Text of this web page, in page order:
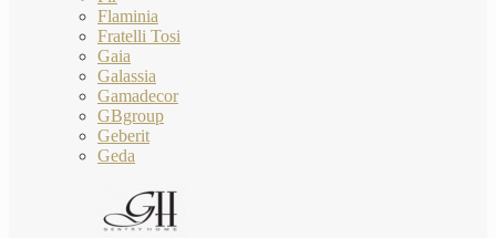
Flaminia
Fratelli Tosi
Gaia
Galassia
Gamadecor
GBgroup
Geberit
Geda